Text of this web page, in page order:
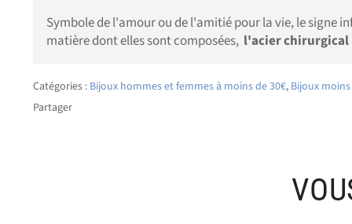
Symbole de l'amour ou de l'amitié pour la vie, le signe
matière dont elles sont composées, l'acier chirurgical
Catégories : Bijoux hommes et femmes à moins de 30€, Bijoux
Partager